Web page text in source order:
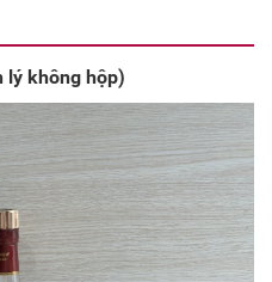
lý không hộp)